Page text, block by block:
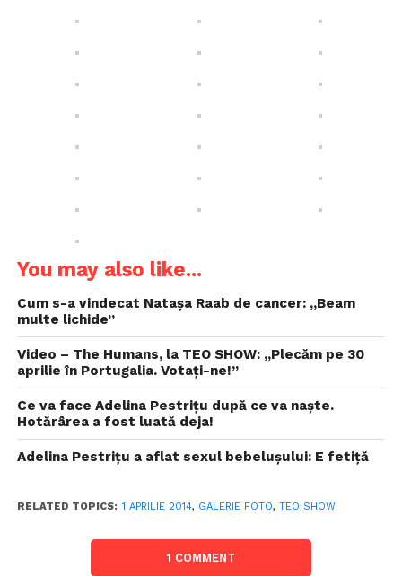
You may also like...
Cum s-a vindecat Natașa Raab de cancer: „Beam
multe lichide”
Video – The Humans, la TEO SHOW: „Plecăm pe 30
aprilie în Portugalia. Votați-ne!”
Ce va face Adelina Pestrițu după ce va naște.
Hotărârea a fost luată deja!
Adelina Pestrițu a aflat sexul bebelușului: E fetiță
RELATED TOPICS: 1 APRILIE 2014, GALERIE FOTO, TEO SHOW
1 COMMENT